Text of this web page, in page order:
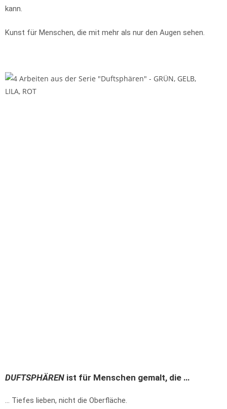
kann.
Kunst für Menschen, die mit mehr als nur den Augen sehen.
DUFTSPHÄREN ist für Menschen gemalt, die …
… Tiefes lieben, nicht die Oberfläche.